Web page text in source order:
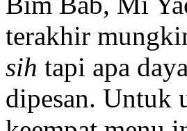
terakhir
sih tapi apa
dipesan. Untuk